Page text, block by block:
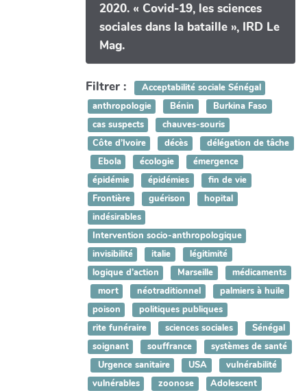
2020. « Covid-19, les sciences
sociales dans la bataille », IRD Le
Mag.
Filtrer :
Acceptabilité sociale Sénégal
anthropologie
Bénin
Burkina Faso
cas suspects
chauves-souris
Côte d’Ivoire
décès
délégation de tâche
Ebola
écologie
émergence
épidémie
épidémies
fin de vie
Frontière
guérison
hopital
indésirables
Intervention socio-anthropologique
invisibilité
italie
légitimité
logique d’action
Marseille
médicaments
mort
néotraditionnel
palmiers à huile
poison
politiques publiques
rite funéraire
sciences sociales
Sénégal
soignant
souffrance
systèmes de santé
Urgence sanitaire
USA
vulnérabilité
vulnérables
zoonose
Adolescent